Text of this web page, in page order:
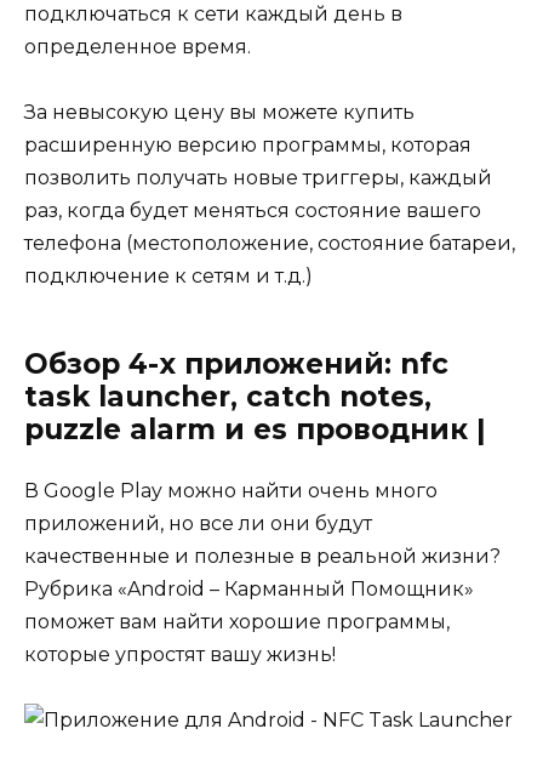
подключаться к сети каждый день в
определенное время.
За невысокую цену вы можете купить
расширенную версию программы, которая
позволить получать новые триггеры, каждый
раз, когда будет меняться состояние вашего
телефона (местоположение, состояние батареи,
подключение к сетям и т.д.)
Обзор 4-х приложений: nfc
task launcher, catch notes,
puzzle alarm и es проводник |
В Google Play можно найти очень много
приложений, но все ли они будут
качественные и полезные в реальной жизни?
Рубрика «Android – Карманный Помощник»
поможет вам найти хорошие программы,
которые упростят вашу жизнь!